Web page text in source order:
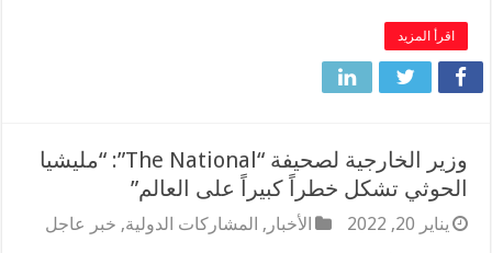
اقرأ المزيد
وزير الخارجية لصحيفة “The National”: “مليشيا
الحوثي تشكل خطراً كبيراً على العالم”
يناير 20, 2022 الأخبار , المشاركات الدولية, خبر عاجل